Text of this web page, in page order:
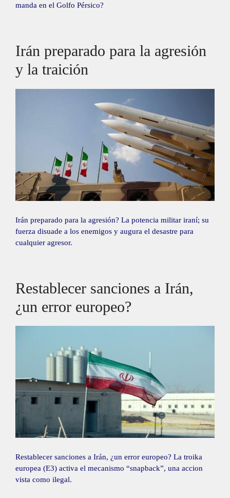
manda en el Golfo Pérsico?
Irán preparado para la agresión
y la traición
Irán preparado para la agresión? La potencia militar iraní; su
fuerza disuade a los enemigos y augura el desastre para
cualquier agresor.
Restablecer sanciones a Irán,
¿un error europeo?
Restablecer sanciones a Irán, ¿un error europeo? La troika
europea (E3) activa el mecanismo “snapback”, una accion
vista como ilegal.